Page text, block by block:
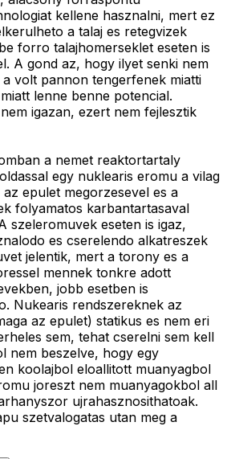
kellene hasznalni, mert ez
a talaj es retegvizek
forro talajhomerseklet eseten is
A gond az, hogy ilyet senki nem
volt pannon tengerfenek miatti
lenne benne potencial.
igazan, ezert nem fejlesztik
a nemet reaktortartaly
egy nuklearis eromu a vilag
epulet megorzesevel es a
folyamatos karbantartasaval
szeleromuvek eseten is igaz,
es cserelendo alkatreszek
jelentik, mert a torony es a
mennek tonkre adott
jobb esetben is
Nukearis rendszereknek az
az epulet) statikus es nem eri
sem, tehat cserelni sem kell
nem beszelve, hogy egy
koolajbol eloallitott muanyagbol
joreszt nem muanyagokbol all
ujrahasznosithatoak.
szetvalogatas utan meg a